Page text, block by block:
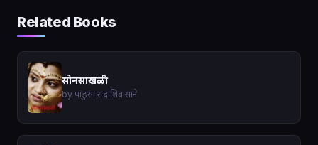
Related Books
सोनसाखळी
by पांडुरंग सदाशिव साने